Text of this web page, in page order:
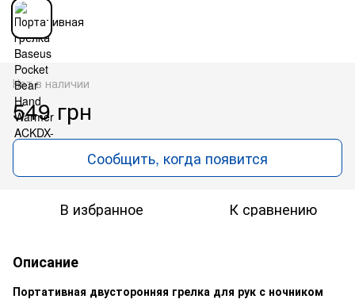
Нет в наличии
549 грн
Сообщить, когда появится
В избранное К сравнению
Описание
Портативная двусторонняя грелка для рук с ночником